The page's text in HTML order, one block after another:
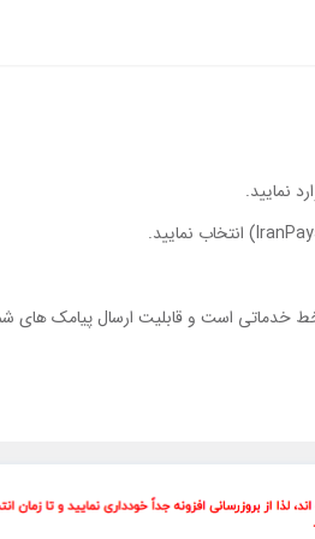
نمایید.
را با خطی مثل 90008361 تکمیل نمایید. این خط خدماتی است و قابلیت ارسال